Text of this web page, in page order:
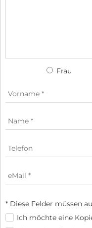
Frau
* Diese Felder müssen
Ich möchte eine